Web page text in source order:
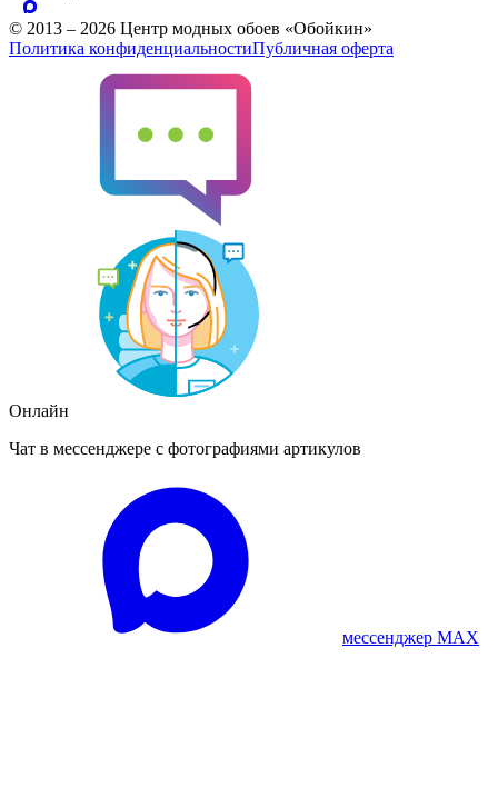
© 2013 – 2026 Центр модных обоев «Обойкин»
Политика конфиденциальностиПубличная оферта
Онлайн
Чат в мессенджере с фотографиями артикулов
мессенджер MAX